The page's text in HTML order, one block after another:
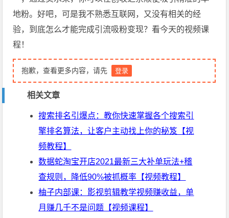
地粉。好吧，可是我不熟悉互联网，又没有相关的经
验，到底怎么才能完成引流吸粉变现？看今天的视频课
程！
抱歉，查看更多内容，请先 登录
相关文章
搜索排名引爆点：教你快速掌握各个搜索引
擎排名算法，让客户主动找上你的秘笈【视
频教程】
数据蛇淘宝开店2021最新三大补单玩法+稽
查规则，降低90%被抓概率【视频教程】
柚子内部课：影视剪辑教学视频赚收益，单
月赚几千不是问题【视频课程】